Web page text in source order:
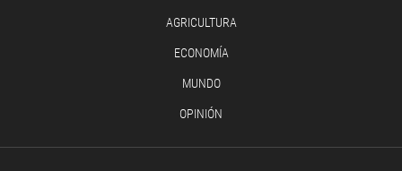
AGRICULTURA
ECONOMÍA
MUNDO
OPINIÓN